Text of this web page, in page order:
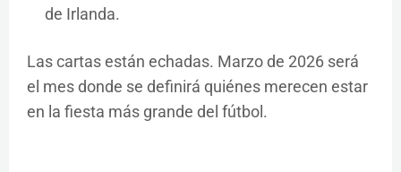
de Irlanda.
Las cartas están echadas. Marzo de 2026 será
el mes donde se definirá quiénes merecen estar
en la fiesta más grande del fútbol.